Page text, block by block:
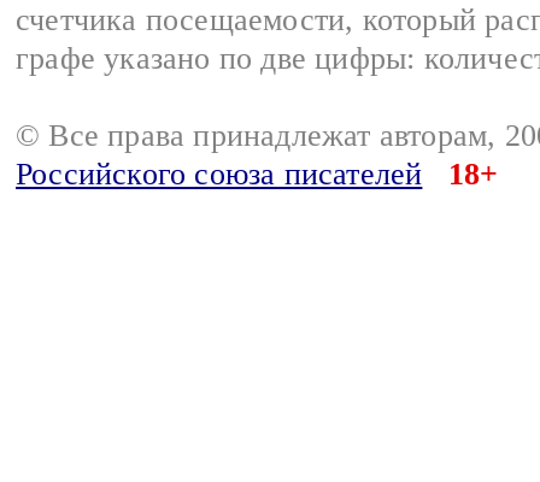
счетчика посещаемости, который
графе указано по две цифры:
© Все права принадлежат авторам,
Российского союза писателей
18+